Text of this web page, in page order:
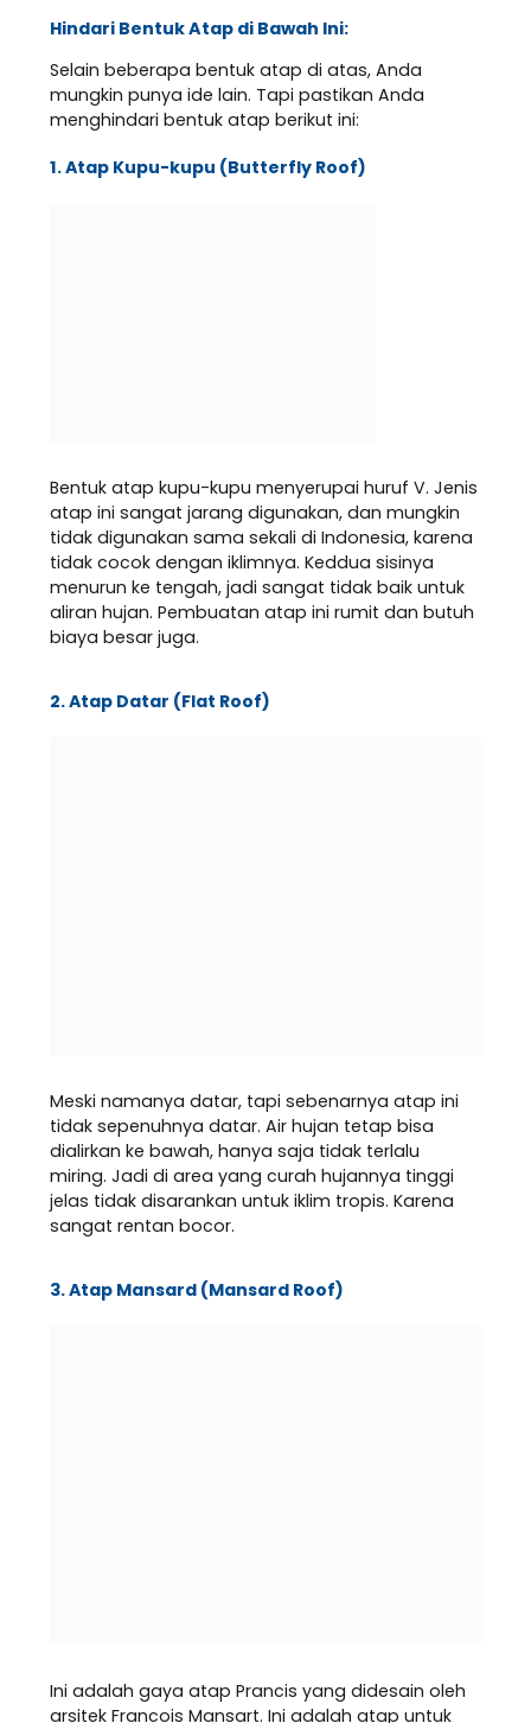
Hindari Bentuk Atap di Bawah Ini:
Selain beberapa bentuk atap di atas, Anda
mungkin punya ide lain. Tapi pastikan Anda
menghindari bentuk atap berikut ini:
1. Atap Kupu-kupu (Butterfly Roof)
Bentuk atap kupu-kupu menyerupai huruf V. Jenis
atap ini sangat jarang digunakan, dan mungkin
tidak digunakan sama sekali di Indonesia, karena
tidak cocok dengan iklimnya. Keddua sisinya
menurun ke tengah, jadi sangat tidak baik untuk
aliran hujan. Pembuatan atap ini rumit dan butuh
biaya besar juga.
2. Atap Datar (Flat Roof)
Meski namanya datar, tapi sebenarnya atap ini
tidak sepenuhnya datar. Air hujan tetap bisa
dialirkan ke bawah, hanya saja tidak terlalu
miring. Jadi di area yang curah hujannya tinggi
jelas tidak disarankan untuk iklim tropis. Karena
sangat rentan bocor.
3. Atap Mansard (Mansard Roof)
Ini adalah gaya atap Prancis yang didesain oleh
arsitek Francois Mansart. Ini adalah atap untuk